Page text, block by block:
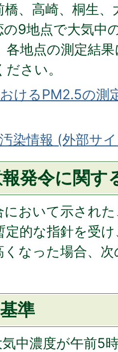
、高崎、桐生
の9地点で大気中
各地点の測定結
さい。
けるPM2.5の測
染情報 (外部サ
発令に関す
において示され
定的な指針を受
くなった場合、
準
中濃度が午前5